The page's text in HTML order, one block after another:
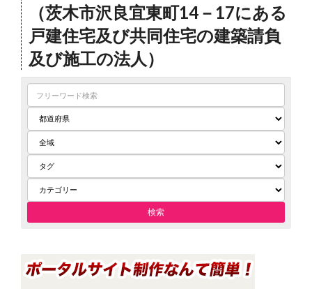
（茨木市沢良宜東町14－17にある
戸建住宅及び共同住宅の建築請負
及び施工の法人）